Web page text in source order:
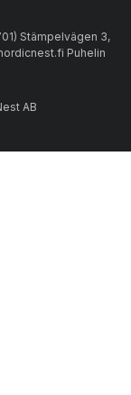
Stämpelvägen 3,
Puhelin
AB